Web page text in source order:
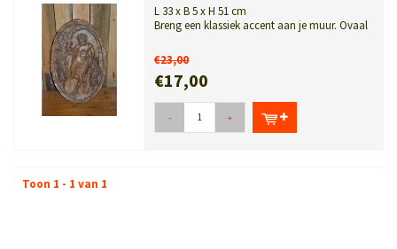
L 33 x B 5 x H 51 cm
Breng een klassiek accent aan je muur. Ovaal
€23,00
€17,00
- +
Toon 1 - 1 van 1